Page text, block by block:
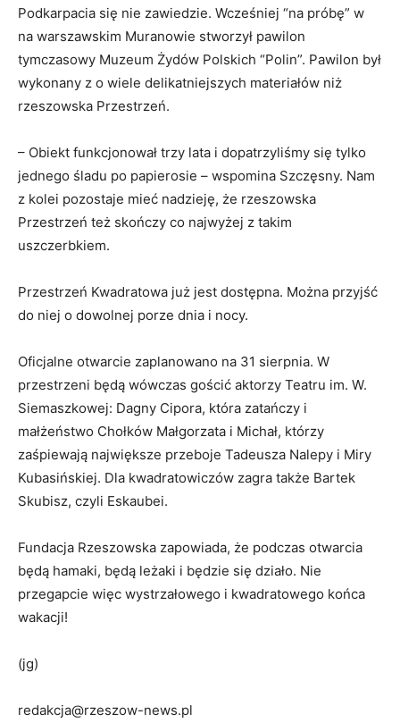
Podkarpacia się nie zawiedzie. Wcześniej “na próbę” w
na warszawskim Muranowie stworzył pawilon
tymczasowy Muzeum Żydów Polskich “Polin”. Pawilon był
wykonany z o wiele delikatniejszych materiałów niż
rzeszowska Przestrzeń.
– Obiekt funkcjonował trzy lata i dopatrzyliśmy się tylko
jednego śladu po papierosie – wspomina Szczęsny. Nam
z kolei pozostaje mieć nadzieję, że rzeszowska
Przestrzeń też skończy co najwyżej z takim
uszczerbkiem.
Przestrzeń Kwadratowa już jest dostępna. Można przyjść
do niej o dowolnej porze dnia i nocy.
Oficjalne otwarcie zaplanowano na 31 sierpnia. W
przestrzeni będą wówczas gościć aktorzy Teatru im. W.
Siemaszkowej: Dagny Cipora, która zatańczy i
małżeństwo Chołków Małgorzata i Michał, którzy
zaśpiewają największe przeboje Tadeusza Nalepy i Miry
Kubasińskiej. Dla kwadratowiczów zagra także Bartek
Skubisz, czyli Eskaubei.
Fundacja Rzeszowska zapowiada, że podczas otwarcia
będą hamaki, będą leżaki i będzie się działo. Nie
przegapcie więc wystrzałowego i kwadratowego końca
wakacji!
(jg)
redakcja@rzeszow-news.pl